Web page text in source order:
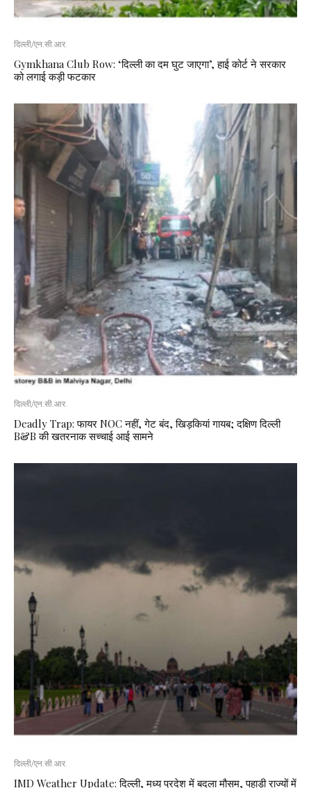
दिल्ली/एन.सी.आर.
Gymkhana Club Row: ‘दिल्ली का दम घुट जाएगा’, हाई कोर्ट ने सरकार
को लगाई कड़ी फटकार
दिल्ली/एन.सी.आर.
Deadly Trap: फायर NOC नहीं, गेट बंद, खिड़कियां गायब; दक्षिण दिल्ली
B&B की खतरनाक सच्चाई आई सामने
दिल्ली/एन.सी.आर.
IMD Weather Update: दिल्ली, मध्य प्रदेश में बदला मौसम, पहाड़ी राज्यों में